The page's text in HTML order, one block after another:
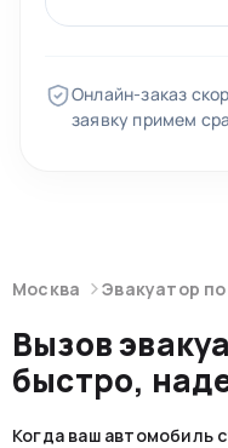
Онлайн-заказ
заявку примем
Москва Эвакуатор
Вызов
быстро,
Когда ваш автомобиль